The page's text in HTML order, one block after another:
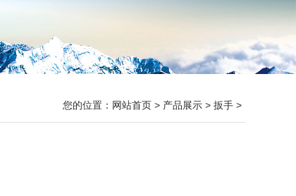
您的位置： 网站首页 > 产品展示 > 扳手 >